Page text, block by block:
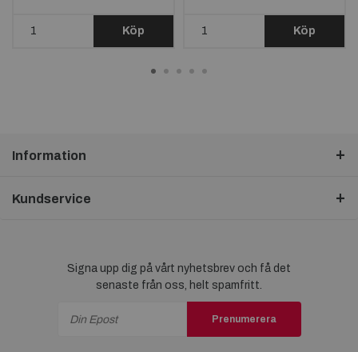
Köp Köp
Information
Kundservice
Signa upp dig på vårt nyhetsbrev och få det
senaste från oss, helt spamfritt.
Prenumerera